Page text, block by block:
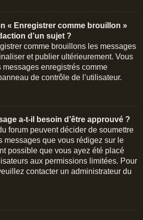
« Enregistrer comme brouillon »
d’un sujet ?
comme brouillons les messages
et publier ultérieurement. Vous
messages enregistrés comme
de contrôle de l’utilisateur.
a-t-il besoin d’être approuvé ?
forum peuvent décider de soumettre
messages que vous rédigez sur le
possible que vous ayez été placé
aux permissions limitées. Pour
contacter un administrateur du